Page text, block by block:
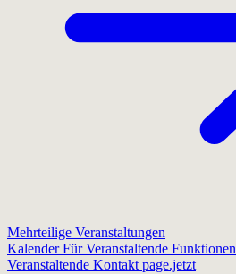
Mehrteilige Veranstaltungen
KalenderFür Veranstaltende Funktionen
Veranstaltende Kontakt page.jetzt